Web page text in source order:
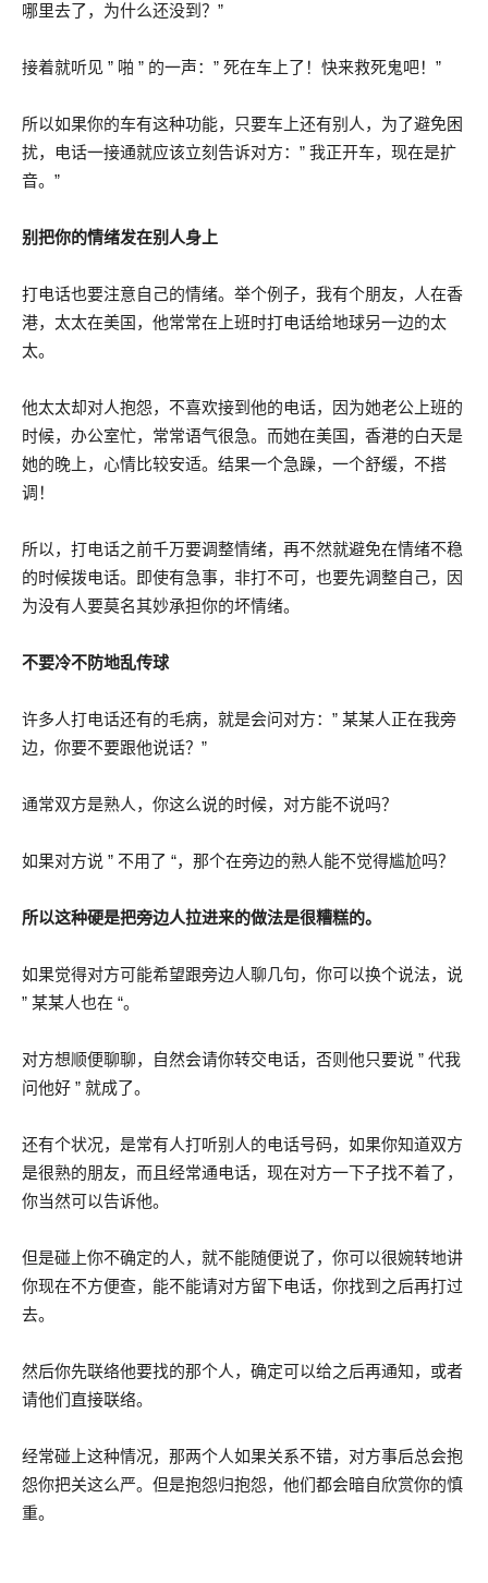
哪里去了，为什么还没到？”
接着就听见 ” 啪 ” 的一声：” 死在车上了！快来救死鬼吧！”
所以如果你的车有这种功能，只要车上还有别人，为了避免困
扰，电话一接通就应该立刻告诉对方：” 我正开车，现在是扩
音。”
别把你的情绪发在别人身上
打电话也要注意自己的情绪。举个例子，我有个朋友，人在香
港，太太在美国，他常常在上班时打电话给地球另一边的太
太。
他太太却对人抱怨，不喜欢接到他的电话，因为她老公上班的
时候，办公室忙，常常语气很急。而她在美国，香港的白天是
她的晚上，心情比较安适。结果一个急躁，一个舒缓，不搭
调！
所以，打电话之前千万要调整情绪，再不然就避免在情绪不稳
的时候拨电话。即使有急事，非打不可，也要先调整自己，因
为没有人要莫名其妙承担你的坏情绪。
不要冷不防地乱传球
许多人打电话还有的毛病，就是会问对方：” 某某人正在我旁
边，你要不要跟他说话？”
通常双方是熟人，你这么说的时候，对方能不说吗？
如果对方说 ” 不用了 “，那个在旁边的熟人能不觉得尴尬吗？
所以这种硬是把旁边人拉进来的做法是很糟糕的。
如果觉得对方可能希望跟旁边人聊几句，你可以换个说法，说
” 某某人也在 “。
对方想顺便聊聊，自然会请你转交电话，否则他只要说 ” 代我
问他好 ” 就成了。
还有个状况，是常有人打听别人的电话号码，如果你知道双方
是很熟的朋友，而且经常通电话，现在对方一下子找不着了，
你当然可以告诉他。
但是碰上你不确定的人，就不能随便说了，你可以很婉转地讲
你现在不方便查，能不能请对方留下电话，你找到之后再打过
去。
然后你先联络他要找的那个人，确定可以给之后再通知，或者
请他们直接联络。
经常碰上这种情况，那两个人如果关系不错，对方事后总会抱
怨你把关这么严。但是抱怨归抱怨，他们都会暗自欣赏你的慎
重。